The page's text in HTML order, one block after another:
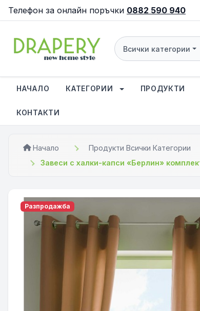
Телефон за онлайн поръчки 0882 590 940
Всички категории
НАЧАЛО КАТЕГОРИИ ПРОДУКТИ
КОНТАКТИ
Начало Продукти Всички Категории
Завеси с халки-капси «Берлин»
Разпродажба